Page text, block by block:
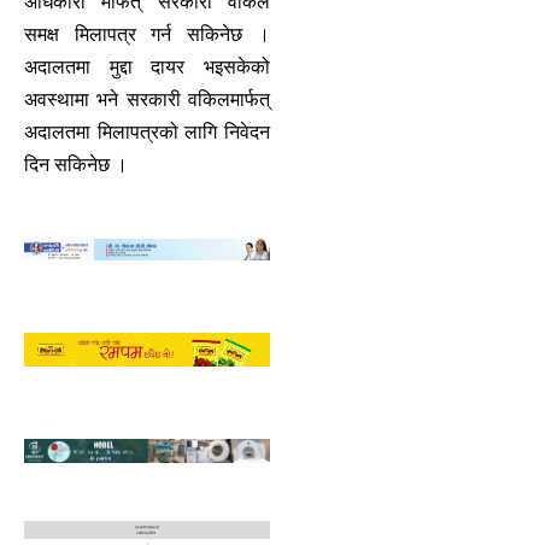
समक्ष मिलापत्र गर्न सकिनेछ ।
अदालतमा मुद्दा दायर भइसकेको
अवस्थामा भने सरकारी वकिलमार्फत्
अदालतमा मिलापत्रको लागि निवेदन
दिन सकिनेछ ।